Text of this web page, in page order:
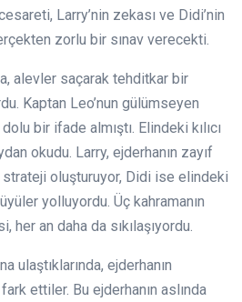
Larry’nin zekası ve Didi’nin
zorlu bir sınav verecekti.
alevler saçarak tehditkar bir
Kaptan Leo’nun gülümseyen
bir ifade almıştı. Elindeki kılıcı
okudu. Larry, ejderhanın zayıf
strateji oluşturuyor, Didi ise elindeki
yolluyordu. Üç kahramanın
her an daha da sıkılaşıyordu.
ulaştıklarında, ejderhanın
ettiler. Bu ejderhanın aslında